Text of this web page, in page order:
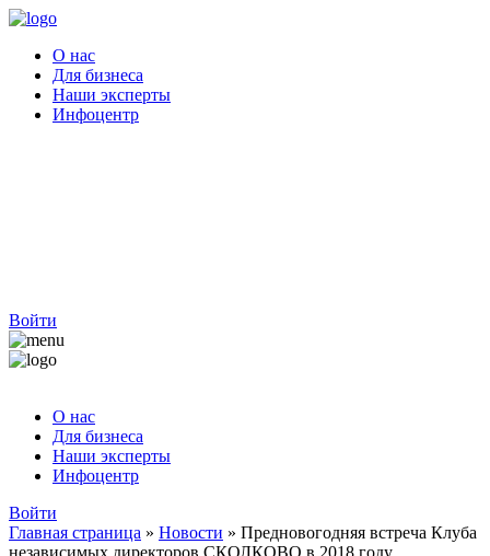
О нас
Для бизнеса
Наши эксперты
Инфоцентр
Войти
О нас
Для бизнеса
Наши эксперты
Инфоцентр
Войти
Главная страница » Новости » Предновогодняя встреча Клуба
независимых директоров СКОЛКОВО в 2018 году